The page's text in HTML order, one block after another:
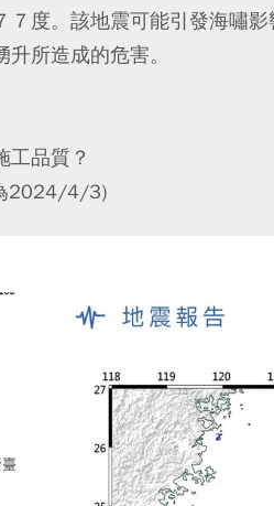
度。該地震可能引發海嘯
所造成的危害。
工品質？
2024/4/3)